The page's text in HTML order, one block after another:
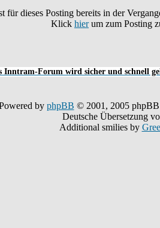
für dieses Posting bereits in der
Klick hierum zum Posting
Inntram-Forum wird sicher und schnell
by phpBB © 2001, 2005
Deutsche Übersetzung
Additional smilies by